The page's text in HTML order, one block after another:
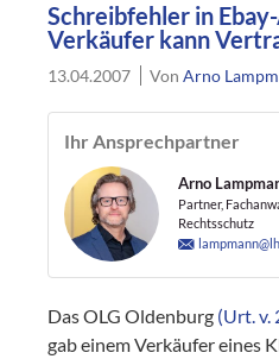
Schreibfehler in
Verkäufer kann
13.04.2007 VonArno
Ihr Ansprechpartner
Arno
Partner,
Rechtsschutz
Das OLG Oldenburg (Urt. v.
gab einem Verkäufer eines